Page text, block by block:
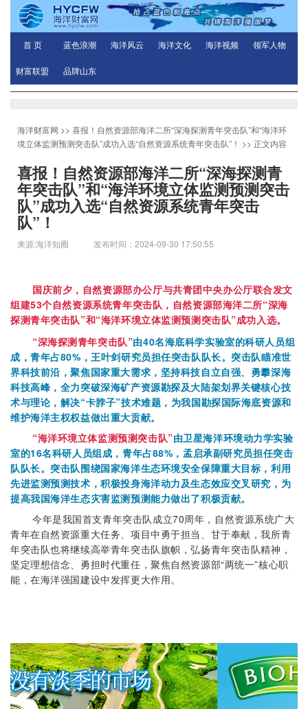
首 页 蓝色浪潮 海洋风云 海洋文化 海洋视频 领军人物
财富联盟 品牌山东
海洋财富网 >> 喜报！自然资源部海洋二所“深海探测青年突击队”和“海洋环
境立体监测预测突击队”成功入选“自然资源系统青年突击队”！ >> 正文内容
喜报！自然资源部海洋二所“深海探测青
年突击队”和“海洋环境立体监测预测突击
队”成功入选“自然资源系统青年突击
队”！
来源:海洋知圈 发布时间：2024-09-30 17:50:55
国庆前夕，自然资源部办公厅与共青团中央办公厅联合发文
组建53个自然资源系统青年突击队，自然资源部海洋二所“深海
探测青年突击队”和“海洋环境立体监测预测突击队”成功入选。
“深海探测青年突击队”由40名海底科学实验室的科研人员组
成，青年占80%，王叶剑研究员担任突击队队长。突击队瞄准世
界科技前沿，聚焦国家重大需求，坚持科技自立自强、勇攀深海
科技高峰，全力突破深海矿产资源勘探及大陆架划界关键核心技
术与理论，解决“卡脖子”技术难题，为我国勘探国际海底资源和
维护海洋主权权益做出重大贡献。
“海洋环境立体监测预测突击队”由卫星海洋环境动力学实验
室的16名科研人员组成，青年占88%，孟启承副研究员担任突击
队队长。突击队围绕国家海洋生态环境安全保障重大目标，利用
先进监测预测技术，积极投身海洋动力及生态效应交叉研究，为
提高我国海洋生态灾害监测预测能力做出了积极贡献。
今年是我国首支青年突击队成立70周年，自然资源系统广大
青年在自然资源重大任务、项目中勇于担当、甘于奉献，我所青
年突击队也将继续高举青年突击队旗帜，弘扬青年突击队精神，
坚定理想信念、勇担时代重任，聚焦自然资源部“两统一”核心职
能，在海洋强国建设中发挥更大作用。